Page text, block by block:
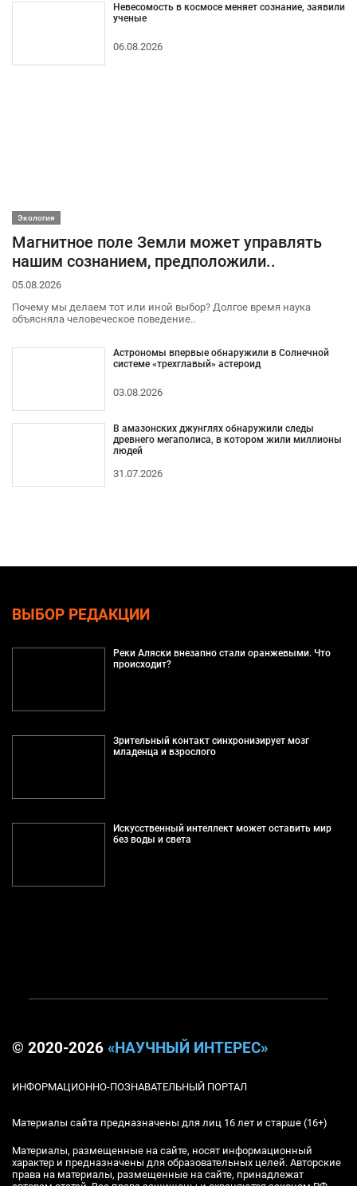
Невесомость в космосе меняет сознание, заявили
ученые
06.08.2026
Экология
Магнитное поле Земли может управлять
нашим сознанием, предположили..
05.08.2026
Почему мы делаем тот или иной выбор? Долгое время наука
объясняла человеческое поведение..
Астрономы впервые обнаружили в Солнечной
системе «трехглавый» астероид
03.08.2026
В амазонских джунглях обнаружили следы
древнего мегаполиса, в котором жили миллионы
людей
31.07.2026
ВЫБОР РЕДАКЦИИ
Реки Аляски внезапно стали оранжевыми. Что
происходит?
Зрительный контакт синхронизирует мозг
младенца и взрослого
Искусственный интеллект может оставить мир
без воды и света
© 2020-2026 «НАУЧНЫЙ ИНТЕРЕС»
ИНФОРМАЦИОННО-ПОЗНАВАТЕЛЬНЫЙ ПОРТАЛ
Материалы сайта предназначены для лиц 16 лет и старше (16+)
Материалы, размещенные на сайте, носят информационный
характер и предназначены для образовательных целей. Авторские
права на материалы, размещенные на сайте, принадлежат